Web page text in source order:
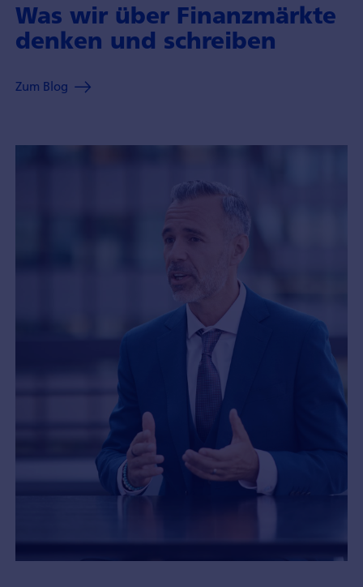
Was wir über Finanzmärkte
denken und schreiben
Zum Blog